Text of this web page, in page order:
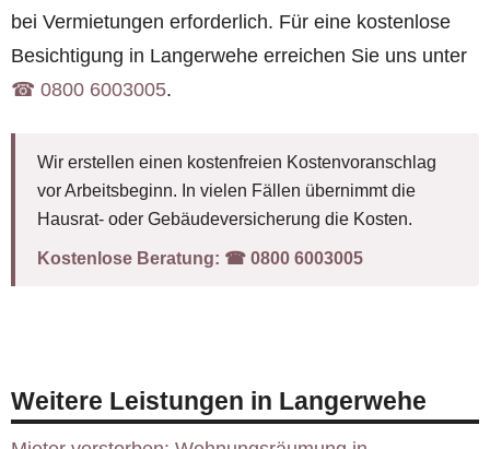
bei Vermietungen erforderlich. Für eine kostenlose
Besichtigung in Langerwehe erreichen Sie uns unter
☎︎ 0800 6003005.
Wir erstellen einen kostenfreien Kostenvoranschlag
vor Arbeitsbeginn. In vielen Fällen übernimmt die
Hausrat- oder Gebäudeversicherung die Kosten.
Kostenlose Beratung: ☎︎ 0800 6003005
Weitere Leistungen in Langerwehe